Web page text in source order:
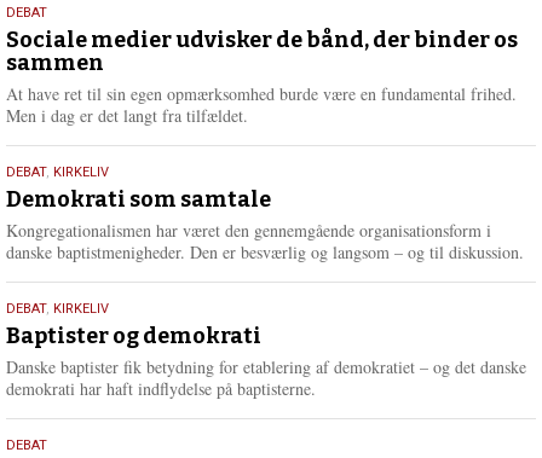
18.
maj
2026
DEBAT
Sociale medier udvisker de bånd, der binder os
sammen
At have ret til sin egen opmærksomhed burde være en fundamental frihed.
Men i dag er det langt fra tilfældet.
18.
maj
2026
DEBAT, KIRKELIV
Demokrati som samtale
Kongregationalismen har været den gennemgående organisationsform i
danske baptistmenigheder. Den er besværlig og langsom – og til diskussion.
18.
maj
2026
DEBAT, KIRKELIV
Baptister og demokrati
Danske baptister fik betydning for etablering af demokratiet – og det danske
demokrati har haft indflydelse på baptisterne.
18.
DEBAT